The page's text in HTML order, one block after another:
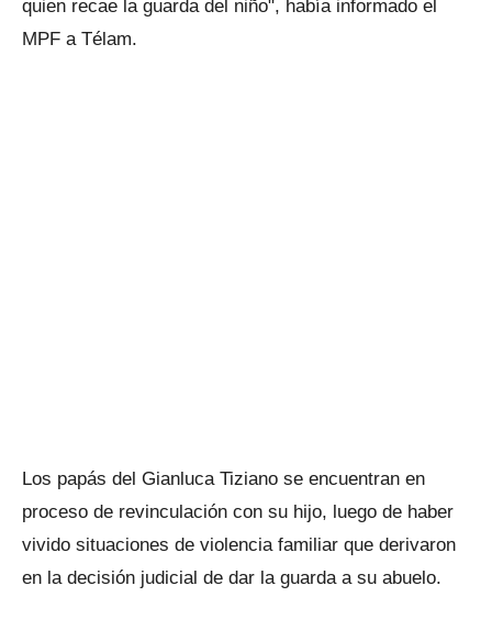
quien recae la guarda del niño", había informado el
MPF a Télam.
Los papás del Gianluca Tiziano se encuentran en
proceso de revinculación con su hijo, luego de haber
vivido situaciones de violencia familiar que derivaron
en la decisión judicial de dar la guarda a su abuelo.